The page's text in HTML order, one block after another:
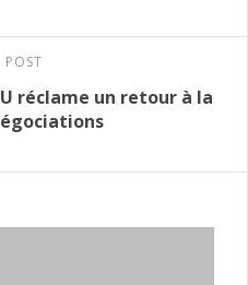
POST
réclame un retour à la